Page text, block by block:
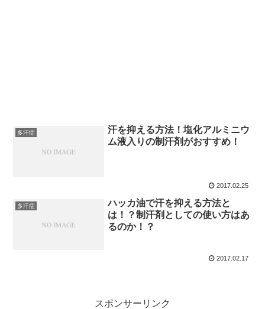
多汗症
汗を抑える方法！塩化アルミニウ
ム液入りの制汗剤がおすすめ！
2017.02.25
多汗症
ハッカ油で汗を抑える方法と
は！？制汗剤としての使い方はあ
るのか！？
2017.02.17
スポンサーリンク